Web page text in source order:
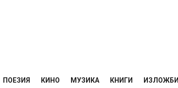
ПОЕЗИЯ КИНО МУЗИКА КНИГИ ИЗЛОЖБИ